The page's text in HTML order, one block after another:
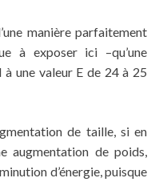
manière parfaitement
à exposer ici –qu’une
une valeur E de 24 à 25
de taille, si en
augmentation de poids,
d’énergie, puisque